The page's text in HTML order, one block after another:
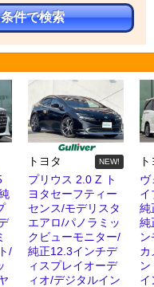
件で検索
/
トヨタ NEW!
プリウス 2.0 Z ト
ヨタセーフティー
センス/モデリスタ
エアロ/パノラミッ
クビューモニター/
純正12.3インチデ
ィスプレイオーデ
ィオ/デジタルイン
ヴ
イ
純
純
カ
イ